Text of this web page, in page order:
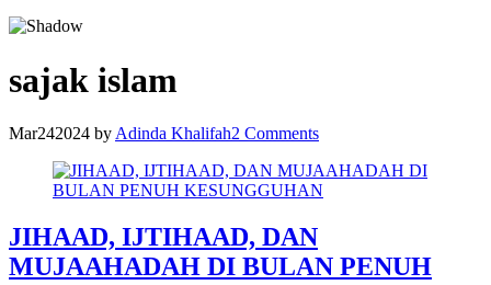
sajak islam
Mar242024 by Adinda Khalifah2 Comments
JIHAAD, IJTIHAAD, DAN
MUJAAHADAH DI BULAN PENUH